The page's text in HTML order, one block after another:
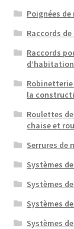
Poignées de
Raccords
Raccords
d’habitation
la
Roulettes
chaise et
Serrures de
Systèmes
Systèmes
Systèmes
Systèmes